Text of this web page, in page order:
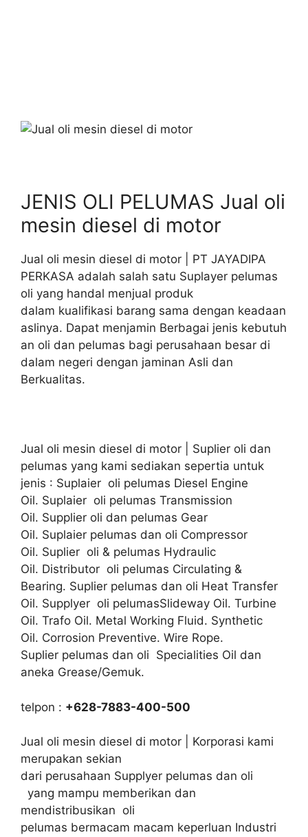
JENIS OLI PELUMAS Jual oli
mesin diesel di motor
Jual oli mesin diesel di motor | PT JAYADIPA
PERKASA adalah salah satu Suplayer pelumas
oli yang handal menjual produk
dalam kualifikasi barang sama dengan keadaan
aslinya. Dapat menjamin Berbagai jenis kebutuh
an oli dan pelumas bagi perusahaan besar di
dalam negeri dengan jaminan Asli dan
Berkualitas.
Jual oli mesin diesel di motor | Suplier oli dan
pelumas yang kami sediakan sepertia untuk
jenis : Suplaier oli pelumas Diesel Engine
Oil. Suplaier oli pelumas Transmission
Oil. Supplier oli dan pelumas Gear
Oil. Suplaier pelumas dan oli Compressor
Oil. Suplier oli & pelumas Hydraulic
Oil. Distributor oli pelumas Circulating &
Bearing. Suplier pelumas dan oli Heat Transfer
Oil. Supplyer oli pelumasSlideway Oil. Turbine
Oil. Trafo Oil. Metal Working Fluid. Synthetic
Oil. Corrosion Preventive. Wire Rope.
Suplier pelumas dan oli Specialities Oil dan
aneka Grease/Gemuk.
telpon : +628-7883-400-500
Jual oli mesin diesel di motor | Korporasi kami
merupakan sekian
dari perusahaan Supplyer pelumas dan oli
yang mampu memberikan dan
mendistribusikan oli
pelumas bermacam macam keperluan Industri